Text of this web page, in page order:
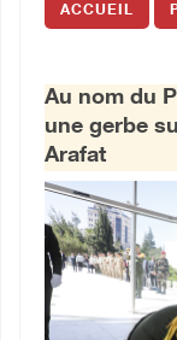
Galerie d’images
Centre
العربية
English
ACCUEIL
Au nom du
une gerbe
Arafat